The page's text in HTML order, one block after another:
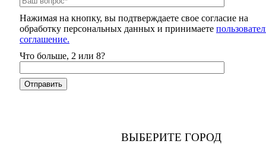
Нажимая на кнопку, вы подтверждаете свое согласие на
обработку персональных данных и принимаете
соглашение.
Что больше, 2 или 8?
ВЫБЕРИТЕ ГОРОД